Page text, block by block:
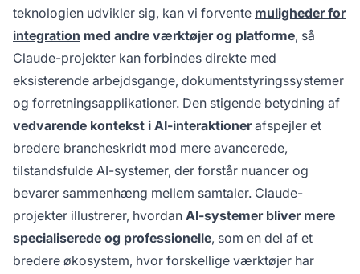
teknologien udvikler sig, kan vi forvente muligheder for
integration med andre værktøjer og platforme, så
Claude-projekter kan forbindes direkte med
eksisterende arbejdsgange, dokumentstyringssystemer
og forretningsapplikationer. Den stigende betydning af
vedvarende kontekst i AI-interaktionerafspejler et
bredere brancheskridt mod mere avancerede,
tilstandsfulde AI-systemer, der forstår nuancer og
bevarer sammenhæng mellem samtaler. Claude-
projekter illustrerer, hvordan AI-systemer bliver mere
specialiserede og professionelle, som en del af et
bredere økosystem, hvor forskellige værktøjer har